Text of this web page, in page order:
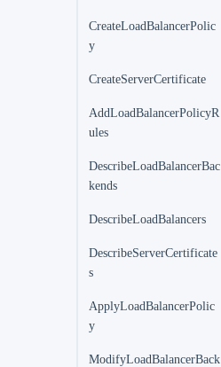
CreateLoadBalancerPolic
y
CreateServerCertificate
AddLoadBalancerPolicyR
ules
DescribeLoadBalancerBac
kends
DescribeLoadBalancers
DescribeServerCertificate
s
ApplyLoadBalancerPolic
y
ModifyLoadBalancerBack